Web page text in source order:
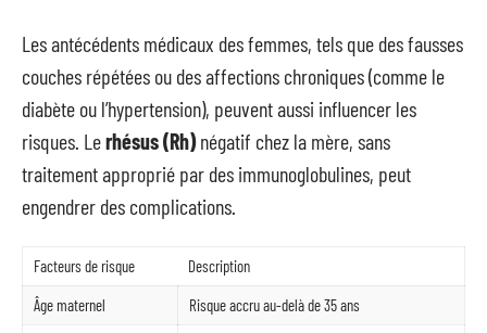
Les antécédents médicaux des femmes, tels que des fausses
couches répétées ou des affections chroniques (comme le
diabète ou l’hypertension), peuvent aussi influencer les
risques. Lerhésus (Rh)négatif chez la mère, sans
traitement approprié par des immunoglobulines, peut
engendrer des complications.
Facteurs de risque
Description
Âge maternel
Risque accru au-delà de 35 ans